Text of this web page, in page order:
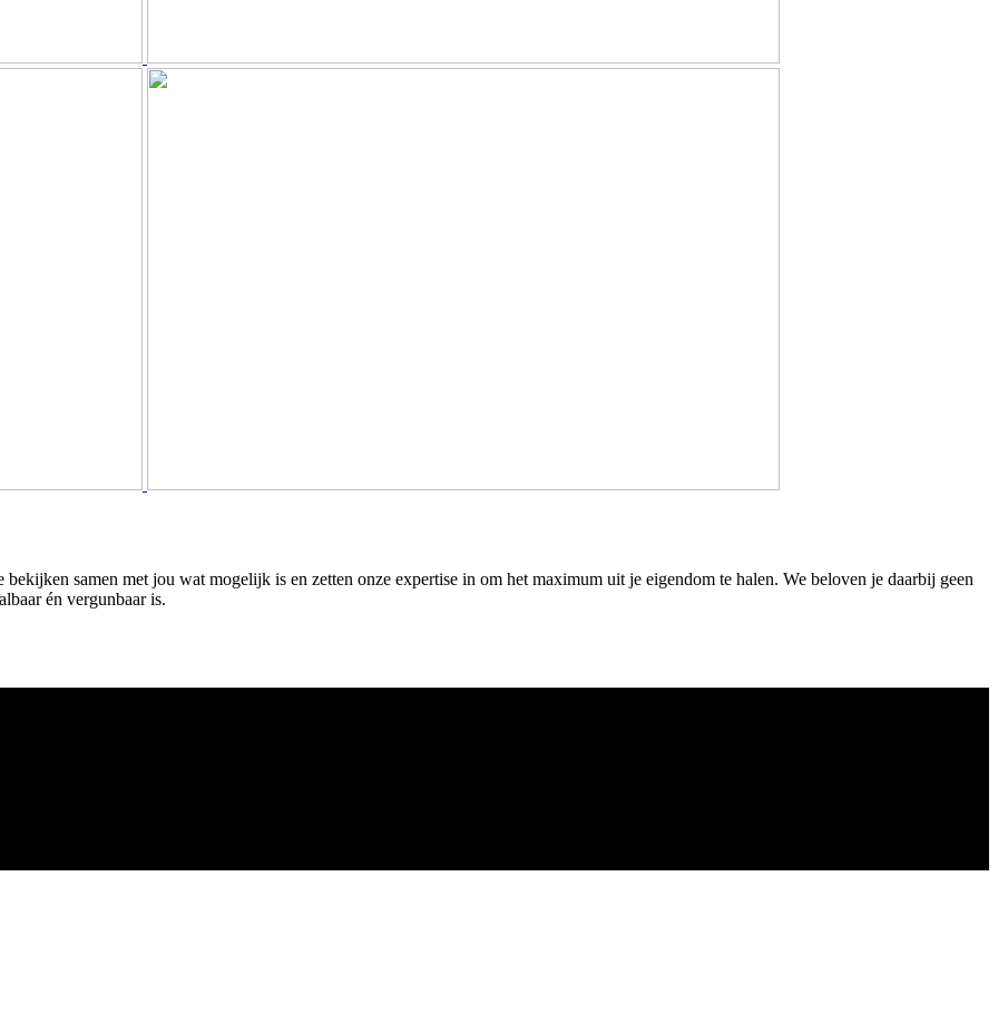
samen met jou wat mogelijk is en zetten onze expertise in om het maximum uit je eigendom te halen. We beloven je daarbij geen
én vergunbaar is.